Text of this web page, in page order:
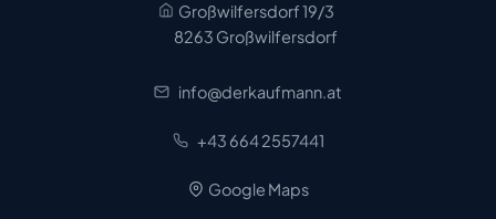
Großwilfersdorf 19/3
8263 Großwilfersdorf
info@derkaufmann.at
+43 664 2557441
Google Maps